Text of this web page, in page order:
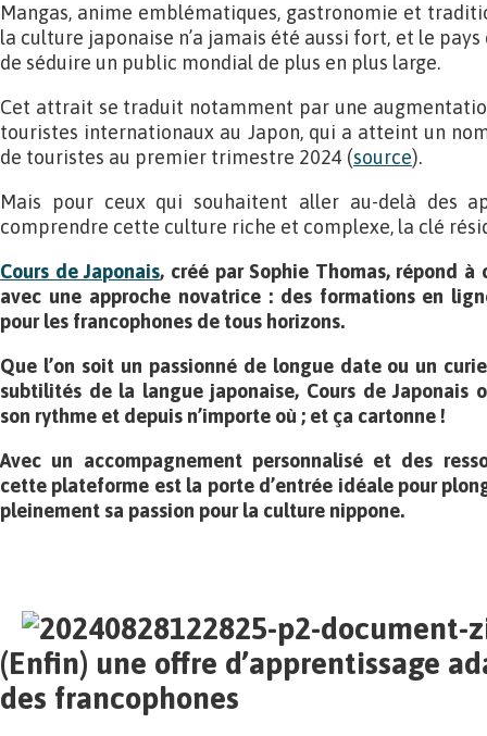
Mangas, anime emblématiques, gastronomie et
la culture japonaise n’a jamais été aussi fort, et le pays
de séduire un public mondial de plus en plus large.
Cet attrait se traduit notamment par une
touristes internationaux au Japon, qui a atteint un
de touristes au premier trimestre 2024 (source).
Mais pour ceux qui souhaitent aller au-delà des
comprendre cette culture riche et complexe, la clé
Cours de Japonais, créé par Sophie Thomas, répond
avec une approche novatrice : des formations en
pour les francophones de tous horizons.
Que l’on soit un passionné de longue date ou un
subtilités de la langue japonaise, Cours de Japonais
son rythme et depuis n’importe où ; et ça cartonne !
Avec un accompagnement personnalisé et des
cette plateforme est la porte d’entrée idéale pour
pleinement sa passion pour la culture nippone.
(Enfin) une offre d’apprentissage
des francophones